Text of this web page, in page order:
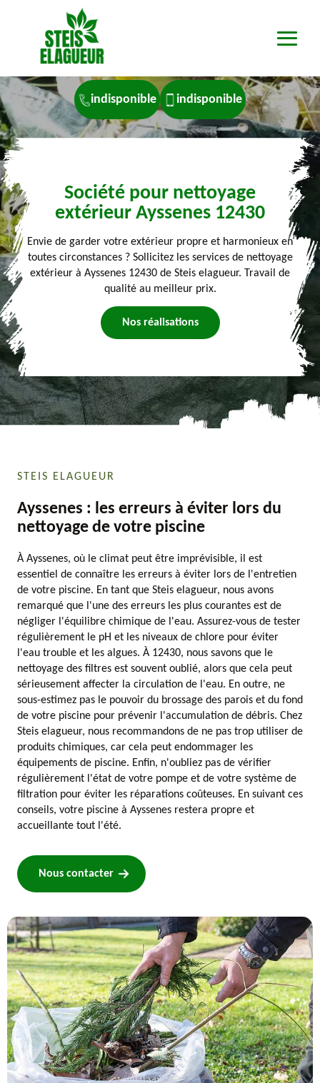
indisponible indisponible
Société pour nettoyage
extérieur Ayssenes 12430
Envie de garder votre extérieur propre et harmonieux en
toutes circonstances ? Sollicitez les services de nettoyage
extérieur à Ayssenes 12430 de Steis elagueur. Travail de
qualité au meilleur prix.
Nos réalisations
STEIS ELAGUEUR
Ayssenes : les erreurs à éviter lors du
nettoyage de votre piscine
À Ayssenes, où le climat peut être imprévisible, il est
essentiel de connaître les erreurs à éviter lors de l'entretien
de votre piscine. En tant que Steis elagueur, nous avons
remarqué que l'une des erreurs les plus courantes est de
négliger l'équilibre chimique de l'eau. Assurez-vous de tester
régulièrement le pH et les niveaux de chlore pour éviter
l'eau trouble et les algues. À 12430, nous savons que le
nettoyage des filtres est souvent oublié, alors que cela peut
sérieusement affecter la circulation de l'eau. En outre, ne
sous-estimez pas le pouvoir du brossage des parois et du fond
de votre piscine pour prévenir l'accumulation de débris. Chez
Steis elagueur, nous recommandons de ne pas trop utiliser de
produits chimiques, car cela peut endommager les
équipements de piscine. Enfin, n'oubliez pas de vérifier
régulièrement l'état de votre pompe et de votre système de
filtration pour éviter les réparations coûteuses. En suivant ces
conseils, votre piscine à Ayssenes restera propre et
accueillante tout l'été.
Nous contacter